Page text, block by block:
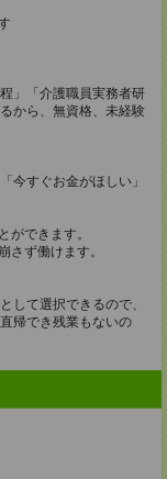
」「介護職員実務者研
から、無資格、未経験
今すぐお金がほしい」
ができます。
ず働けます。
して選択できるので、
帰でき残業もないの